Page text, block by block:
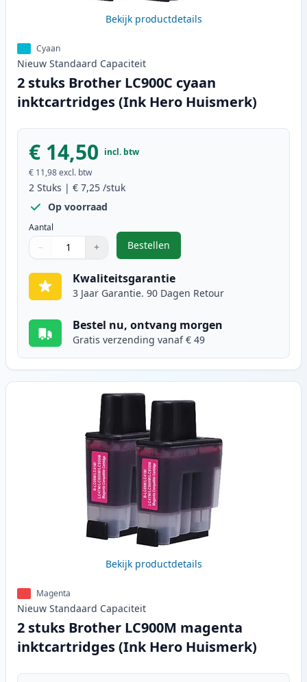
Bekijk productdetails
Cyaan
Nieuw Standaard Capaciteit
2 stuks Brother LC900C cyaan
inktcartridges (Ink Hero Huismerk)
€ 14,50 incl. btw
€ 11,98excl. btw
2 Stuks | € 7,25 /stuk
Op voorraad
Aantal
Gebruik de knoppen om aan te passen
− +
1
Bestellen
,2 stuks Brother LC900C cyaan
Kwaliteitsgarantie
3 Jaar Garantie. 90 Dagen Retour
Bestel nu, ontvang morgen
Gratis verzending vanaf € 49
Bekijk productdetails
Magenta
Nieuw Standaard Capaciteit
2 stuks Brother LC900M magenta
inktcartridges (Ink Hero Huismerk)